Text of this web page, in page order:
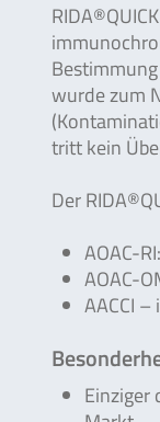
wurde zum
tritt kein
Der
AOAC-
AOAC-
AACCI
Einziger